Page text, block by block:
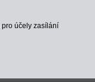
pro účely zasílání